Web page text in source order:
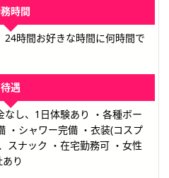
時間
時間お好きな時間に何時間で
待遇
なし、1日体験あり ・各種ボー
・シャワー完備 ・衣装(コスプ
スナック ・在宅勤務可 ・女性
り